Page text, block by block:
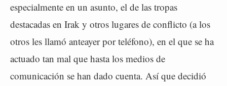
especialmente en un asunto, el de las tropas
destacadas en Irak y otros lugares de conflicto (a los
otros les llamó anteayer por teléfono), en el que se ha
actuado tan mal que hasta los medios de
comunicación se han dado cuenta. Así que decidió